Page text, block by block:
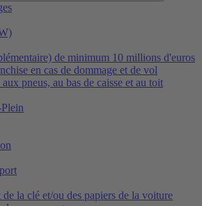
de minimum 10 millions d'euros
en cas de dommage et de vol
pneus, au bas de caisse et au toit
de la clé et/ou des papiers de la voiture